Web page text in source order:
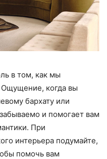
в том, как мы
Ощущение, когда вы
бархату или
и помогает вам
При
интерьера подумайте,
помочь вам